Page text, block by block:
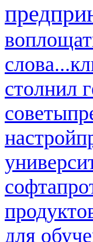
слова...
столнил
советы
настрой
софта
для